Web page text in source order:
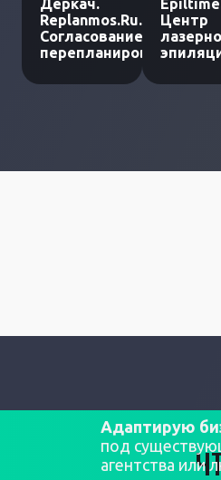
Деркач.
Replanmos.Ru.
Согласование
перепланировки
Центр
Адаптирую
под
агентства или